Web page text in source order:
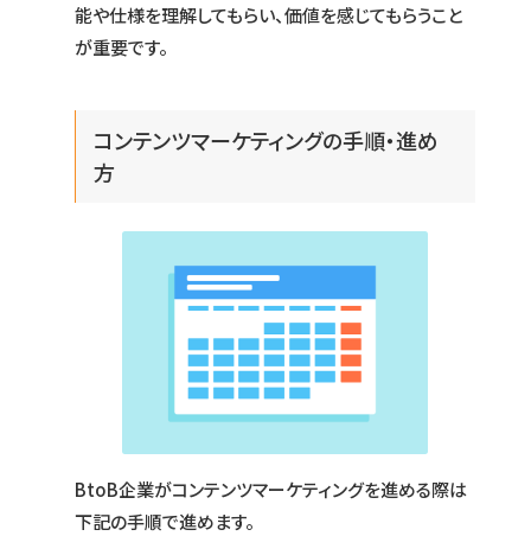
能や仕様を理解してもらい、価値を感じてもらうこと
が重要です。
コンテンツマーケティングの手順・進め
方
BtoB企業がコンテンツマーケティングを進める際は
下記の手順で進めます。